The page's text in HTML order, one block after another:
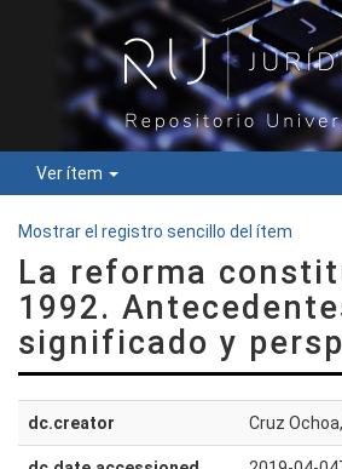
Ver ítem
Mostrar el registro sencillo del ítem
La reforma
1992.
significado y
dc.creator Cruz